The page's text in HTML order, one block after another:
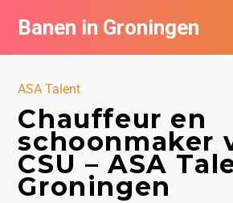
Banen in Groningen
ASA Talent
Chauffeur en
schoonmaker
CSU – ASA
Groningen
Vacatures per bedrijf
Nieuwsbrief feed